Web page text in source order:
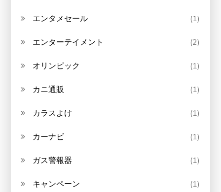
エンタメセール (1)
エンターテイメント (2)
オリンピック (1)
カニ通販 (1)
カラスよけ (1)
カーナビ (1)
ガス警報器 (1)
キャンペーン (1)